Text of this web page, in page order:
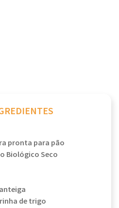
pronta para pão
Biológico Seco
de trigo